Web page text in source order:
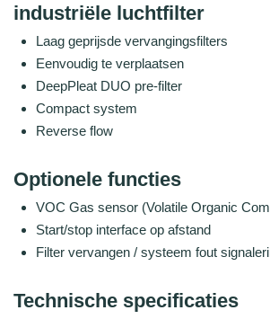
industriële luchtfilter
Laag geprijsde vervangingsfilters
Eenvoudig te verplaatsen
DeepPleat DUO pre-filter
Compact system
Reverse flow
Optionele functies
VOC Gas sensor (Volatile Organic
Start/stop interface op afstand
Filter vervangen / systeem fout
Technische specificaties